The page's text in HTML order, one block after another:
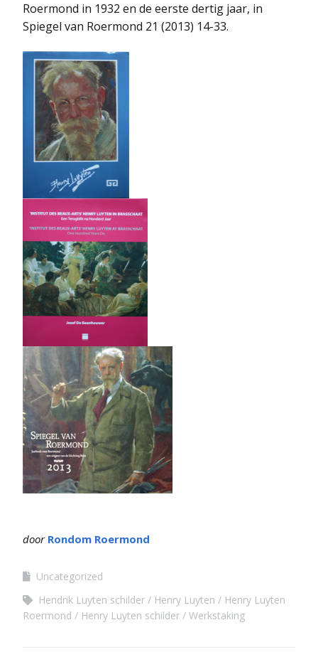
Roermond in 1932 en de eerste dertig jaar, in
Spiegel van Roermond 21 (2013) 14-33.
door Rondom Roermond
Uncategorized
Hendrik Luyten schilder
Henry Luyten
Henry Luyten
Roermond
Henry Luyten schilder Werkstaking